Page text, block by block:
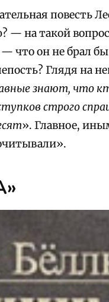
повесть
на такой вопрос
что он не брал
Глядя на
знают, что
строго
». Главное,